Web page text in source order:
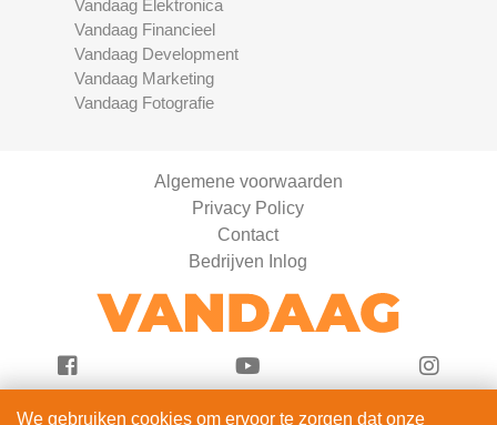
Vandaag Elektronica
Vandaag Financieel
Vandaag Development
Vandaag Marketing
Vandaag Fotografie
Algemene voorwaarden
Privacy Policy
Contact
Bedrijven Inlog
We gebruiken cookies om ervoor te zorgen dat onze